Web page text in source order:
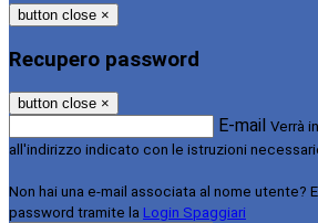
button close ×
Recupero password
button close ×
E-mail Verrà
all'indirizzo indicato con le istruzioni
Non hai una e-mail associata al nome utente?
password tramite la Login Spaggiari